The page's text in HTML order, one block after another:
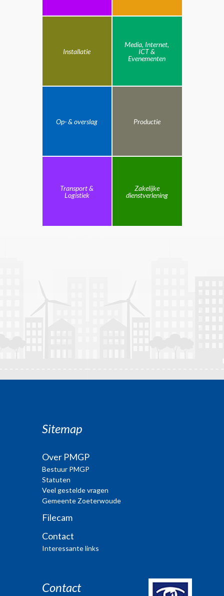
Installatie
Media, Internet,
ICT &
Evenementen
Op- & overslag Productie
Transport &
Logistiek
Zakelijke
dienstverlening
Sitemap
Over PMGP
Bestuur PMGP
Statuten
Veel gestelde vragen
Gemeente Zoeterwoude
Filecam
Contact
Interessante links
Contact